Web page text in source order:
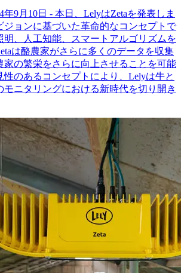
年9月10日 - 本日、LelyはZetaを発表しま
ジョンに基づいた革命的なコンセプトで
明、人工知能、スマートアルゴリズムを
は酪農家がさらに多くのデータを収集
家の繁栄をさらに向上させることを可能
性のあるコンセプトにより、Lelyは牛と
モニタリングにおける新時代を切り開き